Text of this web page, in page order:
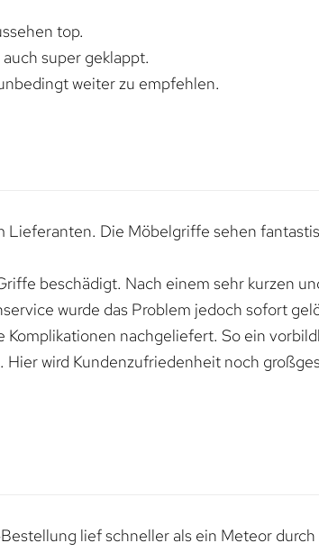
top.
super geklappt.
weiter zu empfehlen.
Lieferanten. Die Möbelgriffe sehen
beschädigt. Nach einem sehr kurzen
wurde das Problem jedoch sofort
nachgeliefert. So ein
wird Kundenzufriedenheit noch
lief schneller als ein Meteor durch